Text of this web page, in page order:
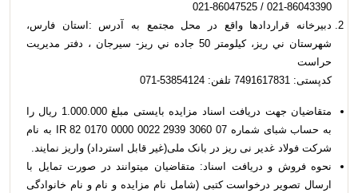
86043390-021 / 86047525-021
دبیرخانه قراردادها واقع در محل مجتمع به آدرس :استان فارس،
شهرستان ني ­ريز، كيلومتر 50 جاده ني ريز- سيرجان ، دفتر مدیریت
حراست
کدپستی: 7491617831 تلفن: 53854124-071
متقاضیان جهت دريافت اسناد مزایده بایستی مبلغ 1.000.000 ریال را
به حساب شبای شماره 07 3060 2939 0022 0000 0170 82 IR به نام
شرکت فولاد غدیر نی ریز در بانک ملی(غير قابل استرداد) واریز نمایند.
نحوه فروش و دریافت اسناد: متقاضیان می­توانند در صورت تمایل با
ارسال تصویر درخواست کتبی (شامل نام مزایده و نام و نام خانوادگی